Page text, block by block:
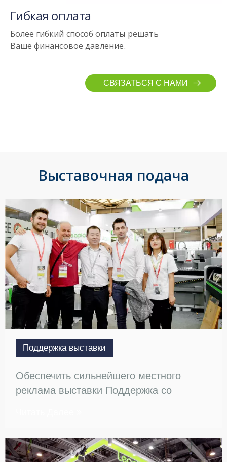
Гибкая оплата
Более гибкий способ оплаты решать
Ваше финансовое давление.
СВЯЗАТЬСЯ С НАМИ
Выставочная подача
Поддержка выставки
Обеспечить сильнейшего местного
реклама выставки Поддержка со